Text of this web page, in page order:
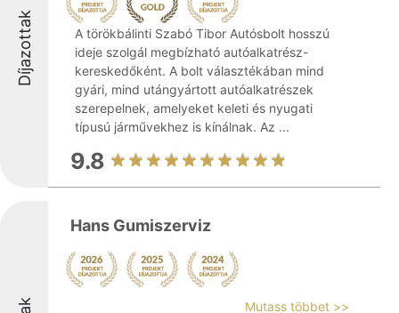
Díjazottak
A törökbálinti Szabó Tibor Autósbolt hosszú
ideje szolgál megbízható autóalkatrész-
kereskedőként. A bolt választékában mind
gyári, mind utángyártott autóalkatrészek
szerepelnek, amelyeket keleti és nyugati
típusú járművekhez is kínálnak. Az ...
9.8
Hans Gumiszerviz
Mutass többet >>